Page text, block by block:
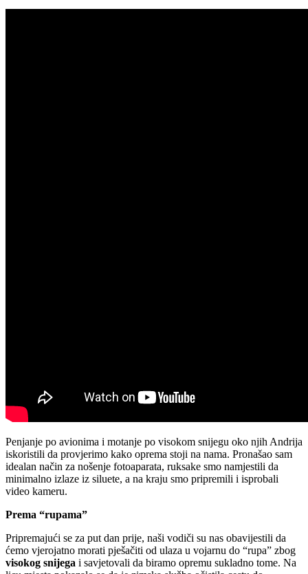
Penjanje po avionima i motanje po visokom snijegu oko njih Andrija
iskoristili da provjerimo kako oprema stoji na nama. Pronašao sam
idealan način za nošenje fotoaparata, ruksake smo namjestili da
minimalno izlaze iz siluete, a na kraju smo pripremili i isprobali
video kameru.
Prema “rupama”
Pripremajući se za put dan prije, naši vodiči su nas obavijestili da
ćemo vjerojatno morati pješačiti od ulaza u vojarnu do “rupa” zbog
visokog snijega i savjetovali da biramo opremu sukladno tome. Na